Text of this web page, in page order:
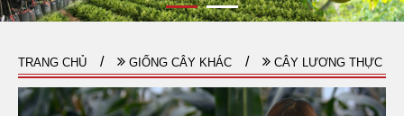
TRANG CHỦ GIỐNG CÂY KHÁC CÂY LƯƠNG THỰC